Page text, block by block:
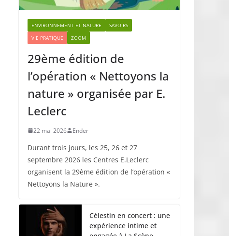
ENVIRONNEMENT ET NATURE
SAVOIRS
VIE PRATIQUE
ZOOM
29ème édition de
l’opération « Nettoyons la
nature » organisée par E.
Leclerc
22 mai 2026 Ender
Durant trois jours, les 25, 26 et 27
septembre 2026 les Centres E.Leclerc
organisent la 29ème édition de l’opération «
Nettoyons la Nature ».
Célestin en concert : une
expérience intime et